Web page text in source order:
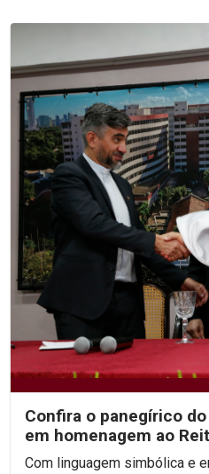
Confira o panegírico do
em homenagem ao
Fritzen
Com linguagem simbólica e